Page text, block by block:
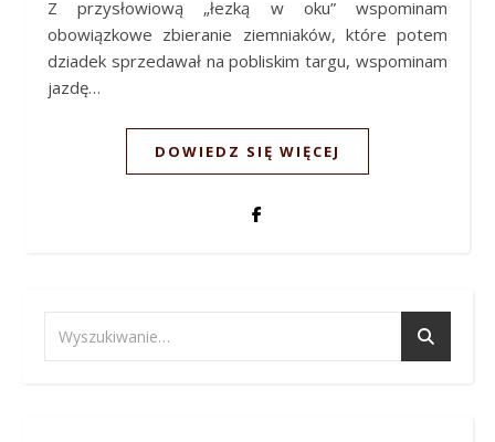
Z przysłowiową „łezką w oku” wspominam
obowiązkowe zbieranie ziemniaków, które potem
dziadek sprzedawał na pobliskim targu, wspominam
jazdę…
DOWIEDZ SIĘ WIĘCEJ